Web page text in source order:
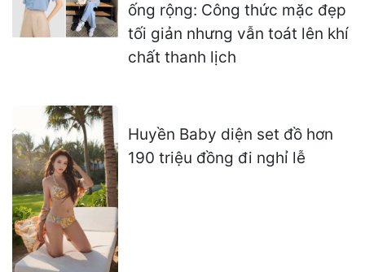
ống rộng: Công thức mặc đẹp
tối giản nhưng vẫn toát lên khí
chất thanh lịch
Huyền Baby diện set đồ hơn
190 triệu đồng đi nghỉ lễ